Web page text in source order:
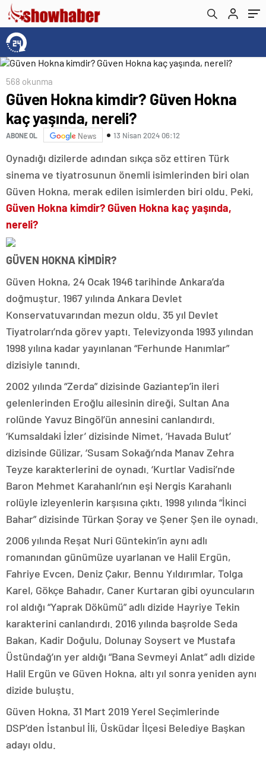
568 okunma
Güven Hokna kimdir? Güven Hokna
kaç yaşında, nereli?
ABONE OL News 13 Nisan 2024 06:12
Oynadığı dizilerde adından sıkça söz ettiren Türk
sinema ve tiyatrosunun önemli isimlerinden biri olan
Güven Hokna, merak edilen isimlerden biri oldu. Peki,
Güven Hokna kimdir? Güven Hokna kaç yaşında,
nereli?
GÜVEN HOKNA KİMDİR?
Güven Hokna, 24 Ocak 1946 tarihinde Ankara’da
doğmuştur. 1967 yılında Ankara Devlet
Konservatuvarından mezun oldu. 35 yıl Devlet
Tiyatroları’nda görev yaptı. Televizyonda 1993 yılından
1998 yılına kadar yayınlanan “Ferhunde Hanımlar”
dizisiyle tanındı.
2002 yılında “Zerda” dizisinde Gaziantep’in ileri
gelenlerinden Eroğlu ailesinin direği, Sultan Ana
rolünde Yavuz Bingöl’ün annesini canlandırdı.
‘Kumsaldaki İzler’ dizisinde Nimet, ‘Havada Bulut’
dizisinde Gülizar, ‘Susam Sokağı’nda Manav Zehra
Teyze karakterlerini de oynadı. ‘Kurtlar Vadisi’nde
Baron Mehmet Karahanlı’nın eşi Nergis Karahanlı
rolüyle izleyenlerin karşısına çıktı. 1998 yılında “İkinci
Bahar” dizisinde Türkan Şoray ve Şener Şen ile oynadı.
2006 yılında Reşat Nuri Güntekin’in aynı adlı
romanından günümüze uyarlanan ve Halil Ergün,
Fahriye Evcen, Deniz Çakır, Bennu Yıldırımlar, Tolga
Karel, Gökçe Bahadır, Caner Kurtaran gibi oyuncuların
rol aldığı “Yaprak Dökümü” adlı dizide Hayriye Tekin
karakterini canlandırdı. 2016 yılında başrolde Seda
Bakan, Kadir Doğulu, Dolunay Soysert ve Mustafa
Üstündağ’ın yer aldığı “Bana Sevmeyi Anlat” adlı dizide
Halil Ergün ve Güven Hokna, altı yıl sonra yeniden aynı
dizide buluştu.
Güven Hokna, 31 Mart 2019 Yerel Seçimlerinde
DSP’den İstanbul İli, Üsküdar İlçesi Belediye Başkan
adayı oldu.